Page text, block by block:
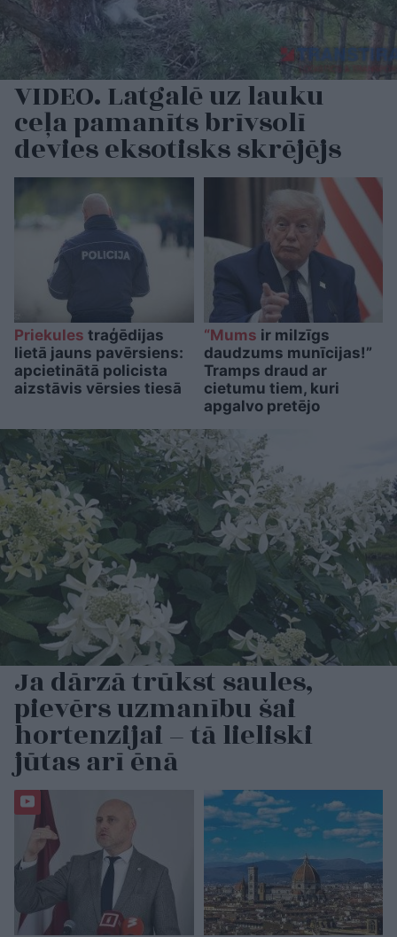
VIDEO. Latgalē uz lauku
ceļa pamanīts brīvsolī
devies eksotisks skrējējs
Priekules traģēdijas
lietā jauns pavērsiens:
apcietinātā policista
aizstāvis vērsies tiesā
“Mums ir milzīgs
daudzums munīcijas!”
Tramps draud ar
cietumu tiem, kuri
apgalvo pretējo
Ja dārzā trūkst saules,
pievērs uzmanību šai
hortenzijai – tā lieliski
jūtas arī ēnā